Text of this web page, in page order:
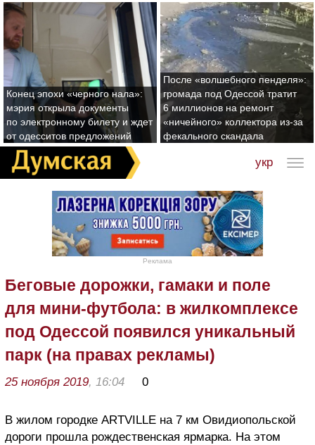
Конец эпохи «черного нала»:
мэрия открыла документы
по электронному билету и ждет
от одесситов предложений
После «волшебного пенделя»:
громада под Одессой тратит
6 миллионов на ремонт
«ничейного» коллектора из-за
фекального скандала
укр
Реклама
Беговые дорожки, гамаки и поле
для мини-футбола: в жилкомплексе
под Одессой появился уникальный
парк (на правах рекламы)
25 ноября 2019, 16:04 0
В жилом городке ARTVILLE на 7 км Овидиопольской
дороги прошла рождественская ярмарка. На этом